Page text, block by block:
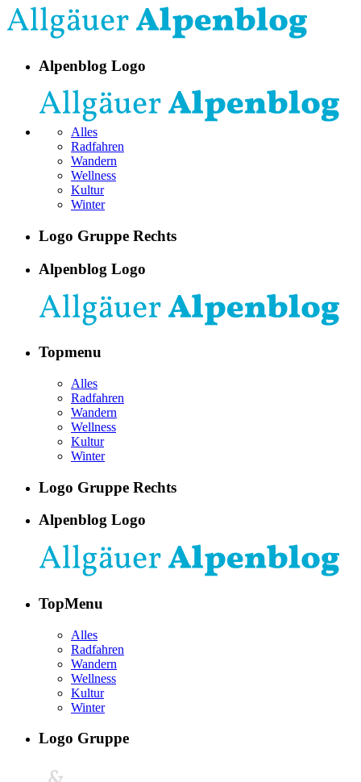
Alpenblog Logo
Alles
Radfahren
Wandern
Wellness
Kultur
Winter
Logo Gruppe Rechts
Alpenblog Logo
Topmenu
Alles
Radfahren
Wandern
Wellness
Kultur
Winter
Logo Gruppe Rechts
Alpenblog Logo
TopMenu
Alles
Radfahren
Wandern
Wellness
Kultur
Winter
Logo Gruppe